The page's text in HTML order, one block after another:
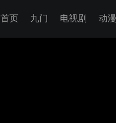
首页 九门 电视剧 动漫